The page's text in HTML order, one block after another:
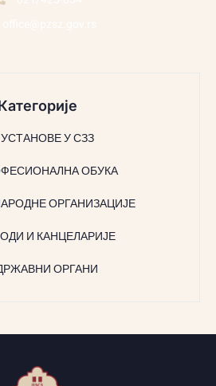
УСТАНОВЕ У СЗЗ
ОБУКА
ОРГАНИЗАЦИЈЕ
И КАНЦЕЛАРИЈЕ
ОРГАНИ